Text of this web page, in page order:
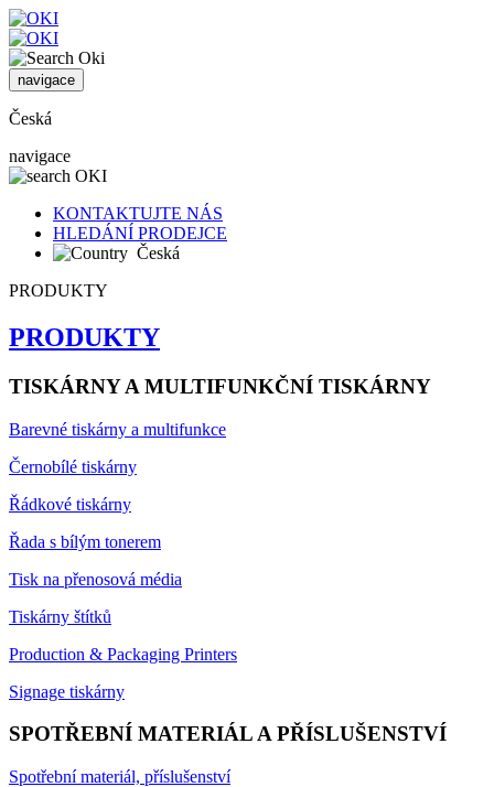
navigace
Česká
navigace
KONTAKTUJTE NÁS
HLEDÁNÍ PRODEJCE
Česká
PRODUKTY
PRODUKTY
TISKÁRNY A MULTIFUNKČNÍ TISKÁRNY
Barevné tiskárny a multifunkce
Černobílé tiskárny
Řádkové tiskárny
Řada s bílým tonerem
Tisk na přenosová média
Tiskárny štítků
Production & Packaging Printers
Signage tiskárny
SPOTŘEBNÍ MATERIÁL A PŘÍSLUŠENSTVÍ
Spotřební materiál, příslušenství